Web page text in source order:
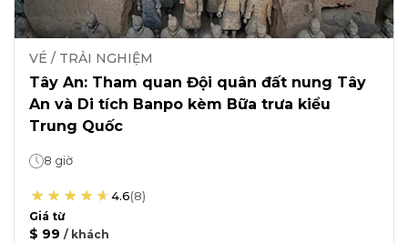
VÉ / TRẢI NGHIỆM
Tây An: Tham quan Đội quân đất nung Tây
An và Di tích Banpo kèm Bữa trưa kiểu
Trung Quốc
8 giờ
4.6(8)
Giá từ
$ 99 / khách